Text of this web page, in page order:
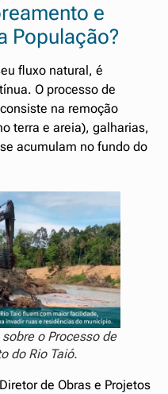
e
População?
fluxo natural, é
O processo de
consiste na remoção
terra e areia), galharias,
acumulam no fundo do
o Processo de
do Rio Taió.
de Obras e Projetos